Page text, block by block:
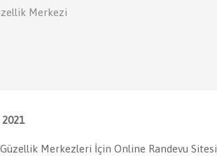
Merkezi
Merkezleri İçin Online Randevu Sitesi.